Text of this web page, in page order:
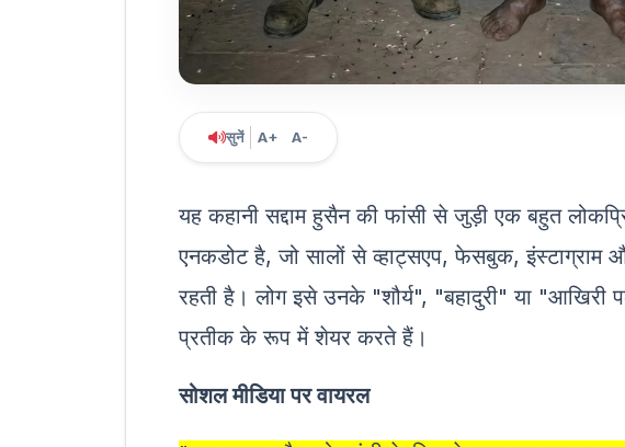
सुनें A+ A-
यह कहानी सद्दाम हुसैन की फांसी से जुड़ी एक बहुत
एनकडोट है, जो सालों से व्हाट्सएप, फेसबुक, इंस्टाग्राम
रहती है। लोग इसे उनके "शौर्य", "बहादुरी" या "आखिरी
प्रतीक के रूप में शेयर करते हैं।
सोशल मीडिया पर वायरल